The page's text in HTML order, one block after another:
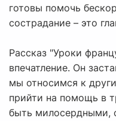
готовы помочь
сострадание – это
Рассказ "Уроки
впечатление. Он
мы относимся к
прийти на помощь в
быть милосердными,